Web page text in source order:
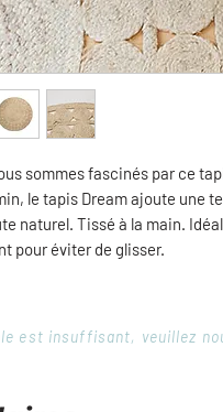
sommes fascinés par ce
le tapis Dream ajoute une
naturel. Tissé à la main.
pour éviter de glisser.
est insuffisant, veuillez